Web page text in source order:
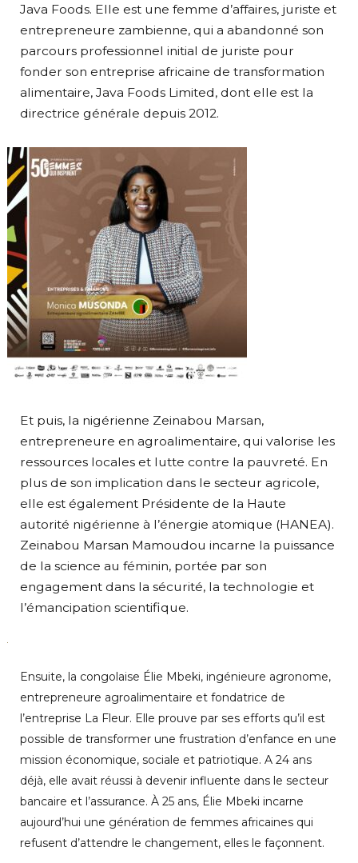
Java Foods. Elle est une femme d’affaires, juriste et
entrepreneure zambienne, qui a abandonné son
parcours professionnel initial de juriste pour
fonder son entreprise africaine de transformation
alimentaire, Java Foods Limited, dont elle est la
directrice générale depuis 2012.
Et puis, la nigérienne Zeinabou Marsan,
entrepreneure en agroalimentaire, qui valorise les
ressources locales et lutte contre la pauvreté. En
plus de son implication dans le secteur agricole,
elle est également Présidente de la Haute
autorité nigérienne à l’énergie atomique (HANEA).
Zeinabou Marsan Mamoudou incarne la puissance
de la science au féminin, portée par son
engagement dans la sécurité, la technologie et
l’émancipation scientifique.
Ensuite, la congolaise Élie Mbeki, ingénieure agronome,
entrepreneure agroalimentaire et fondatrice de
l’entreprise La Fleur. Elle prouve par ses efforts qu’il est
possible de transformer une frustration d’enfance en une
mission économique, sociale et patriotique. A 24 ans
déjà, elle avait réussi à devenir influente dans le secteur
bancaire et l’assurance. À 25 ans, Élie Mbeki incarne
aujourd’hui une génération de femmes africaines qui
refusent d’attendre le changement, elles le façonnent.